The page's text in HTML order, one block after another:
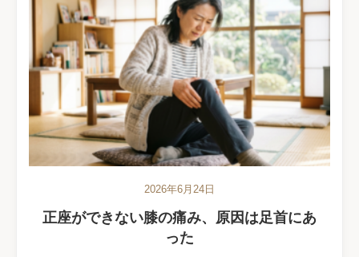
2026年6月24日
正座ができない膝の痛み、原因は足首にあ
った